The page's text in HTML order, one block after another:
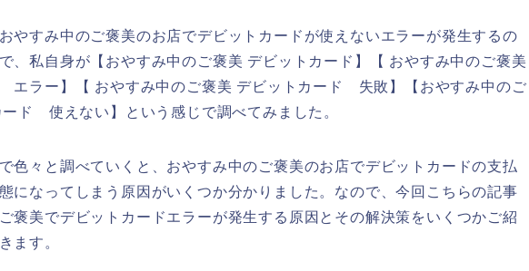
やすみ中のご褒美のお店でデビットカードが使えないエラーが発生するの
、私自身が【おやすみ中のご褒美 デビットカード】【 おやすみ中のご褒美
エラー】【 おやすみ中のご褒美 デビットカード 失敗】【おやすみ中のご
ド 使えない】という感じで調べてみました。
色々と調べていくと、おやすみ中のご褒美のお店でデビットカードの支払
になってしまう原因がいくつか分かりました。なので、今回こちらの記事
褒美でデビットカードエラーが発生する原因とその解決策をいくつかご紹
ます。